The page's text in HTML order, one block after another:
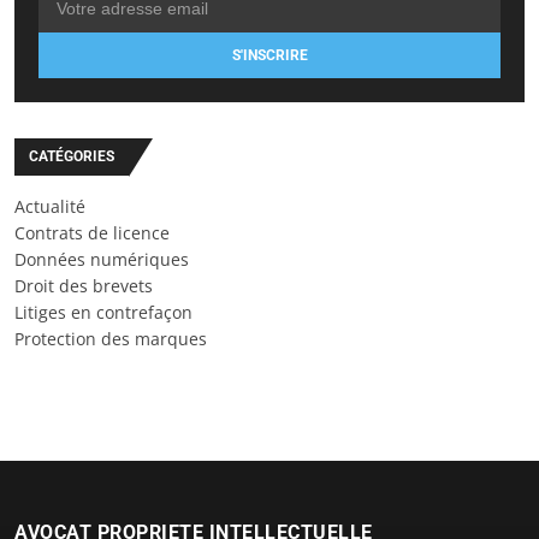
S'INSCRIRE
CATÉGORIES
Actualité
Contrats de licence
Données numériques
Droit des brevets
Litiges en contrefaçon
Protection des marques
AVOCAT PROPRIETE INTELLECTUELLE